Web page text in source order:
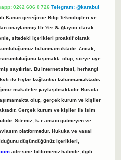
0262 606 0 726 Telegram: @karabul
Kanun gereğince Bilgi Teknolojileri ve
onaylanmış bir Yer Sağlayıcı olarak
sitedeki içerikleri proaktif olarak
bulunmamaktadır. Ancak,
taşımakta olup, siteye üye
sayılırlar. Bu internet sitesi, herhangi
ile hiçbir bağlantısı bulunmamaktadır.
makaleler paylaşılmaktadır. Burada
olup, gerçek kurum ve kişiler
Gerçek kurum ve kişiler ile isim
Sitemiz, kar amacı gütmeyen ve
platformudur. Hukuka ve yasal
düşündüğünüz içerikleri,
adresine bildirmeniz halinde, ilgili